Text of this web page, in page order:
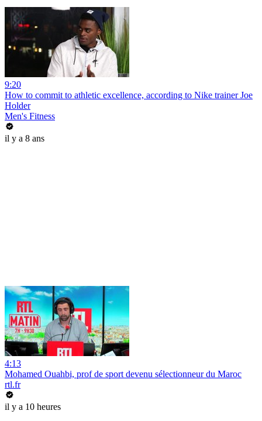
9:20
How to commit to athletic excellence, according to Nike trainer Joe
Holder
Men's Fitness
il y a 8 ans
4:13
Mohamed Ouahbi, prof de sport devenu sélectionneur du Maroc
rtl.fr
il y a 10 heures